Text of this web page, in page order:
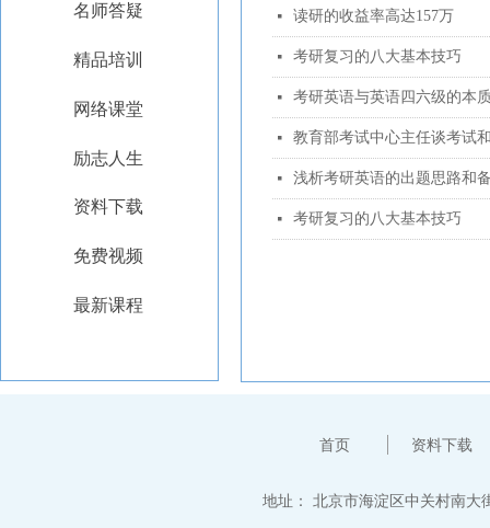
넷 读研的收益率高达157万
넷 考研复习的八大基本技巧
넷 考研英语与英语四六级的本
넷 教育部考试中心主任谈考试
넷 浅析考研英语的出题思路和
넷 考研复习的八大基本技巧
名师答疑
精品培训
网络课堂
励志人生
资料下载
免费视频
最新课程
首页 资料下载
地址： 北京市海淀区中关村南大